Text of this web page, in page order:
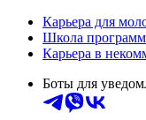
Карьера для
Школа
Карьера в
Боты для